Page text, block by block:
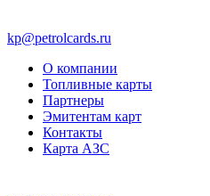
kp@petrolcards.ru
О компании
Топливные карты
Партнеры
Эмитентам карт
Контакты
Карта АЗС